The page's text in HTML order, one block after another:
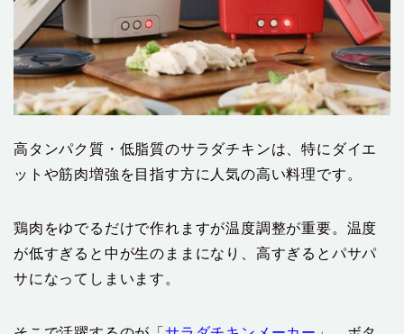
高タンパク質・低脂質のサラダチキンは、特にダイエ
ットや筋肉増強を目指す方に人気の高い料理です。
鶏肉をゆでるだけで作れますが温度調整が重要。温度
が低すぎると中が生のままになり、高すぎるとパサパ
サになってしまいます。